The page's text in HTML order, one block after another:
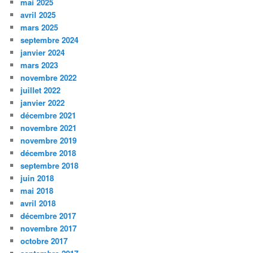
mai 2025
avril 2025
mars 2025
septembre 2024
janvier 2024
mars 2023
novembre 2022
juillet 2022
janvier 2022
décembre 2021
novembre 2021
novembre 2019
décembre 2018
septembre 2018
juin 2018
mai 2018
avril 2018
décembre 2017
novembre 2017
octobre 2017